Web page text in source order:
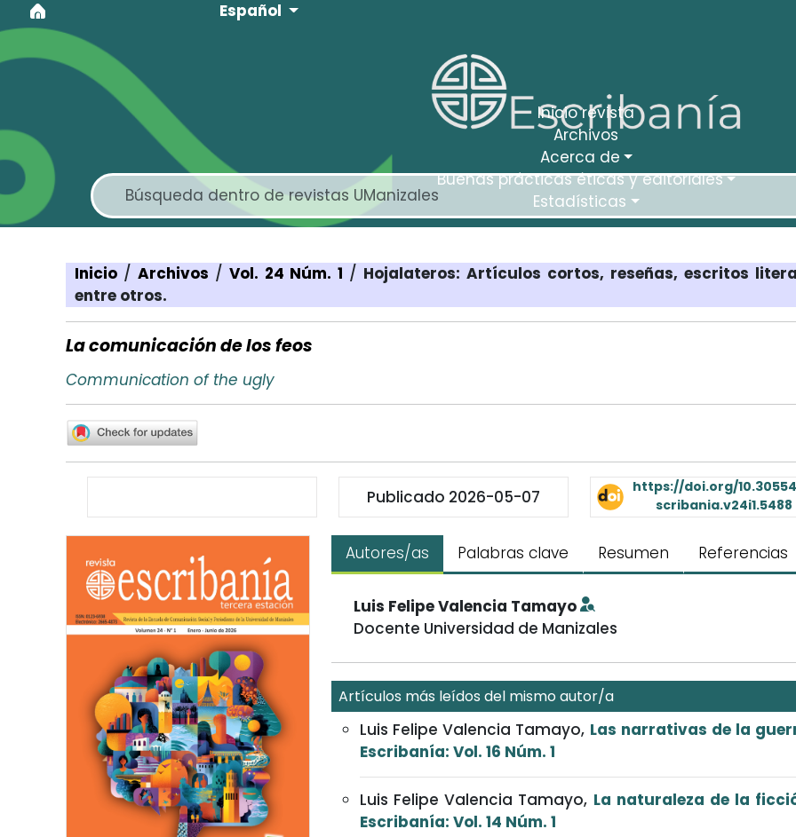
Ir al menú de navegación principal
Ir al contenido principal
Ir al pie de página del sitio Idioma
Español
Inicio revista
Archivos
Acerca de
Buenas prácticas éticas y editoriales
Estadísticas
Inicio / Archivos / Vol. 24 Núm. 1 / Hojalateros: Artículos cortos, reseñas, escritos
entre otros.
La comunicación de los feos
Communication of the ugly
Publicado 2026-05-07
https://doi.org/
scribania.v24i1.5488
Autores/as Palabras clave Resumen Referencias
Luis Felipe Valencia Tamayo
Docente Universidad de Manizales
Artículos más leídos del mismo autor/a
Luis Felipe Valencia Tamayo, Las narrativas de la
Escribanía: Vol. 16 Núm. 1
Luis Felipe Valencia Tamayo, La naturaleza de la
Escribanía: Vol. 14 Núm. 1